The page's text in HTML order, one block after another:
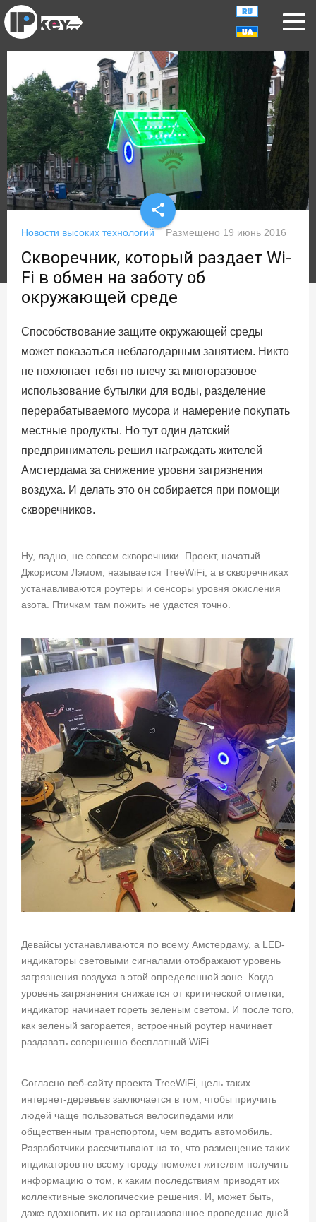
share
Новости высоких технологий Размещено 19 июнь 2016
Скворечник, который раздает Wi-
Fi в обмен на заботу об
окружающей среде
Способствование защите окружающей среды
может показаться неблагодарным занятием. Никто
не похлопает тебя по плечу за многоразовое
использование бутылки для воды, разделение
перерабатываемого мусора и намерение покупать
местные продукты. Но тут один датский
предприниматель решил награждать жителей
Амстердама за снижение уровня загрязнения
воздуха. И делать это он собирается при помощи
скворечников.
Ну, ладно, не совсем скворечники. Проект, начатый
Джорисом Лэмом, называется TreeWiFi, а в скворечниках
устанавливаются роутеры и сенсоры уровня окисления
азота. Птичкам там пожить не удастся точно.
Девайсы устанавливаются по всему Амстердаму, а LED-
индикаторы световыми сигналами отображают уровень
загрязнения воздуха в этой определенной зоне. Когда
уровень загрязнения снижается от критической отметки,
индикатор начинает гореть зеленым светом. И после того,
как зеленый загорается, встроенный роутер начинает
раздавать совершенно бесплатный WiFi.
Согласно веб-сайту проекта TreeWiFi , цель таких
интернет-деревьев заключается в том, чтобы приучить
людей чаще пользоваться велосипедами или
общественным транспортом, чем водить автомобиль.
Разработчики рассчитывают на то, что размещение таких
индикаторов по всему городу поможет жителям получить
информацию о том, к каким последствиям приводят их
коллективные экологические решения. И, может быть,
даже вдохновить их на организованное проведение дней